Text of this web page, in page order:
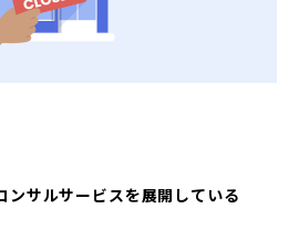
サルサービスを展開している